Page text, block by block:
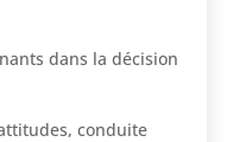
dans la décision
conduite